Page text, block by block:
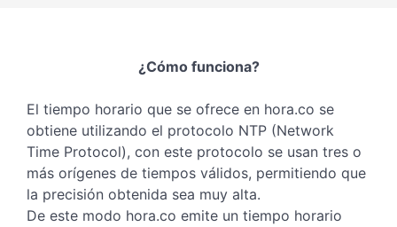
¿Cómo funciona?
El tiempo horario que se ofrece en hora.co se
obtiene utilizando el protocolo NTP (Network
Time Protocol), con este protocolo se usan tres o
más orígenes de tiempos válidos, permitiendo que
la precisión obtenida sea muy alta.
De este modo hora.co emite un tiempo horario